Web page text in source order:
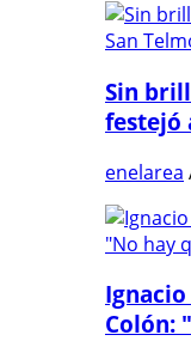
Sin
festejó
enelarea
Colón: